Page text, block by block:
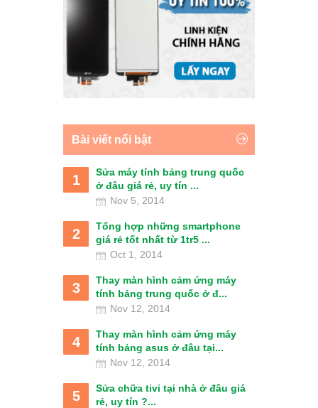
Bài viết nổi bật
1
Sửa máy tính bảng trung quốc
ở đâu giá rẻ, uy tín ...
Nov 5, 2014
2
Tổng hợp những smartphone
giá rẻ tốt nhất từ 1tr5 ...
Oct 1, 2014
3
Thay màn hình cảm ứng máy
tính bảng trung quốc ở đ...
Nov 12, 2014
4
Thay màn hình cảm ứng máy
tính bảng asus ở đâu tại...
Nov 12, 2014
5
Sửa chữa tivi tại nhà ở đâu giá
rẻ, uy tín ?...